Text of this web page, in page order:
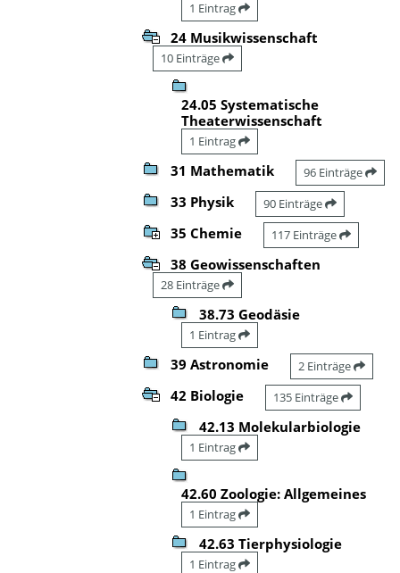
1 Eintrag
24 Musikwissenschaft
10 Einträge
24.05 Systematische
Theaterwissenschaft
1 Eintrag
31 Mathematik 96 Einträge
33 Physik 90 Einträge
35 Chemie 117 Einträge
38 Geowissenschaften
28 Einträge
38.73 Geodäsie
1 Eintrag
39 Astronomie 2 Einträge
42 Biologie 135 Einträge
42.13 Molekularbiologie
1 Eintrag
42.60 Zoologie: Allgemeines
1 Eintrag
42.63 Tierphysiologie
1 Eintrag